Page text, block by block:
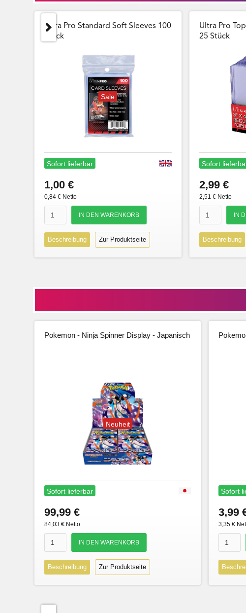
Ultra Pro Standard Soft Sleeves 100
Stück
Sale
Sofort lieferbar
1,00 €
0,84 € Netto
Beschreibung Zur Produktseite
Ultra Pro
25 Stück
Sofort
2,99 €
2,51 € Netto
Beschreibung
Pokemon - Ninja Spinner Display - Japanisch
Neuheit
Sofort lieferbar
99,99 €
84,03 € Netto
Beschreibung Zur Produktseite
Sofort
3,99
3,35 €